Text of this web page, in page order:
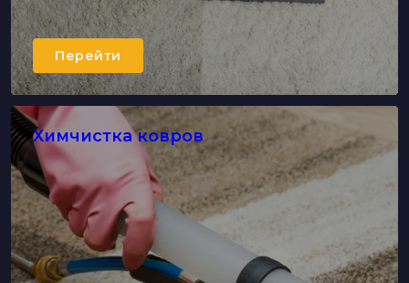
Перейти
Химчистка ковров